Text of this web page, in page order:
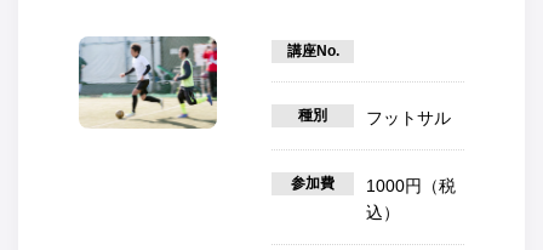
講座No.
種別 フットサル
参加費
1000円（税
込）